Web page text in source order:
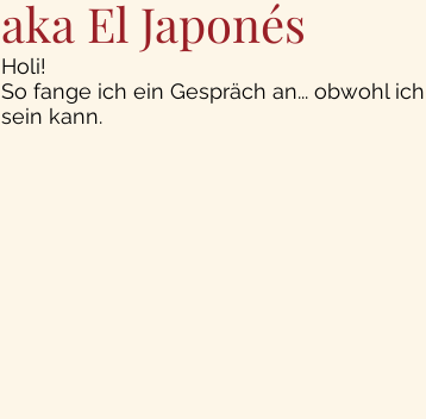
aka El Japonés
Holi!
So fange ich ein Gespräch an... obwohl
sein kann.